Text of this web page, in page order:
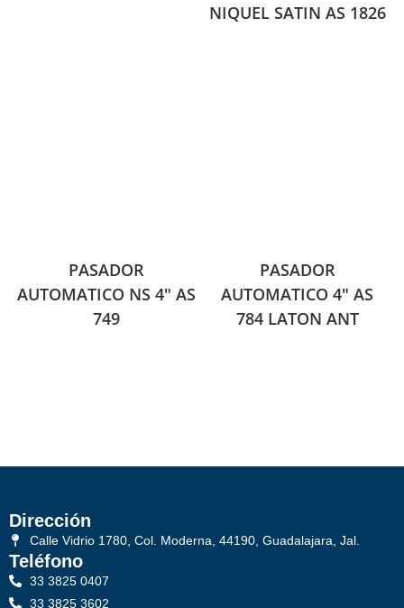
NIQUEL SATIN AS 1826
PASADOR
AUTOMATICO NS 4″ AS
749
PASADOR
AUTOMATICO 4″ AS
784 LATON ANT
Dirección
Calle Vidrio 1780, Col. Moderna, 44190, Guadalajara, Jal.
Teléfono
33 3825 0407
33 3825 3602